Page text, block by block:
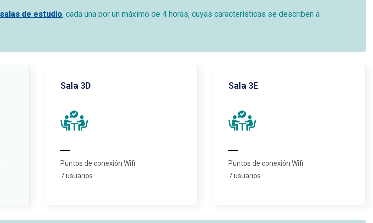
salas de estudio, cada una por un máximo de 4 horas, cuyas características se describen a
Sala 3D
Puntos de conexión Wifi
7 usuarios
Sala 3E
Puntos de conexión Wifi
7 usuarios